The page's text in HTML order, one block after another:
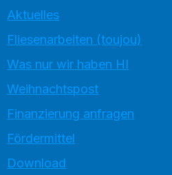
Aktuelles
Fliesenarbeiten (toujou)
Was nur wir haben HI
Weihnachtspost
Finanzierung anfragen
Fördermittel
Download